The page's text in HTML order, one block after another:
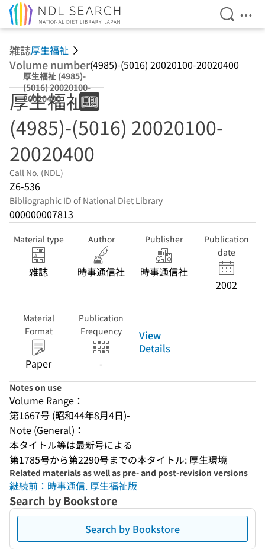
Open
雑誌厚生福祉
Volume number(4985)-(5016) 20020100-20020400
厚生福祉 (4985)-
(5016) 20020100-
20020400
厚生福祉
(4985)-(5016) 20020100-
20020400
Call No. (NDL)
Z6-536
Bibliographic ID of National Diet Library
000000007813
Material type
雑誌
Author
時事通信社
Publisher
時事通信社
Publication
date
2002
Material
Format
Paper
Publication
Frequency
-
View
Details
Notes on use
Volume Range：
第1667号 (昭和44年8月4日)-
Note (General)：
本タイトル等は最新号による
第1785号から第2290号までの本タイトル: 厚生環境
Related materials as well as pre- and post-revision versions
継続前：時事通信. 厚生福祉版
Search by Bookstore
Search by Bookstore